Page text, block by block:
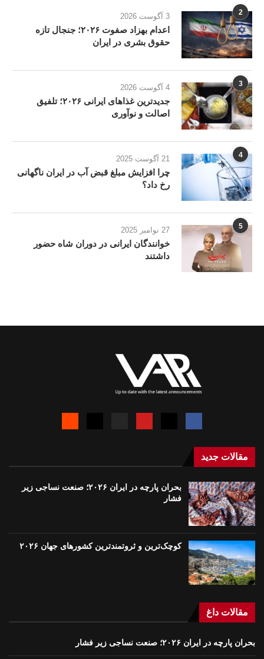
2 3 آگوست 2026
اعدام بهزاد صفوت ۲۰۲۶؛ جنجال تازه
حقوق بشری در ایران
3 4 آگوست 2026
جدیدترین غذاهای ایرانی ۲۰۲۶؛ تلفیق
اصالت و نوآوری
4 21 آگوست 2025
چرا افزایش مبلغ قبض آب در ایران ناگهانی
رخ داد؟
5 27 نوامبر 2025
خوانندگان ایرانی در دوران شاه حضور
داشتند
مقالات جدید
بحران پارچه در ایران ۲۰۲۶؛ صنعت نساجی زیر
فشار
کوچک‌ترین و ثروتمندترین کشورهای جهان ۲۰۲۶
مقالات داغ
بحران پارچه در ایران ۲۰۲۶؛ صنعت نساجی زیر فشار